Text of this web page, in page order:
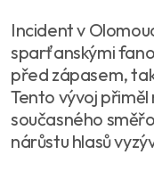
Incident v
sparťanskými
před zápasem,
Tento vývoj
současného
nárůstu hlasů